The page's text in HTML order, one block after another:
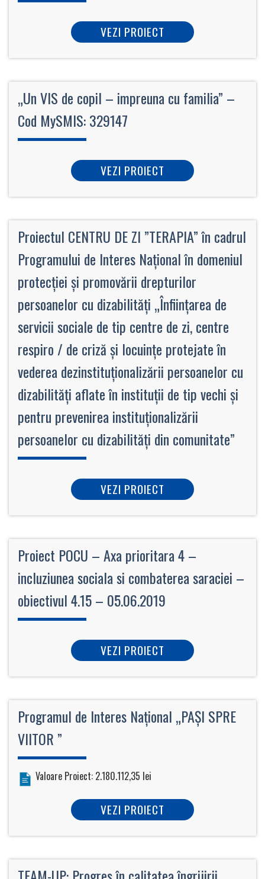
VEZI PROIECT
„Un VIS de copil – impreuna cu familia” –
Cod MySMIS: 329147
VEZI PROIECT
Proiectul CENTRU DE ZI ”TERAPIA” în cadrul
Programului de Interes Naţional în domeniul
protecției şi promovării drepturilor
persoanelor cu dizabilități „Înfiinţarea de
servicii sociale de tip centre de zi, centre
respiro / de criză şi locuinţe protejate în
vederea dezinstituţionalizării persoanelor cu
dizabilităţi aflate în instituţii de tip vechi şi
pentru prevenirea instituţionalizării
persoanelor cu dizabilităţi din comunitate”
VEZI PROIECT
Proiect POCU – Axa prioritara 4 –
incluziunea sociala si combaterea saraciei –
obiectivul 4.15 – 05.06.2019
VEZI PROIECT
Programul de Interes Naţional „PAȘI SPRE
VIITOR ”
Valoare Proiect: 2.180.112,35 lei
VEZI PROIECT